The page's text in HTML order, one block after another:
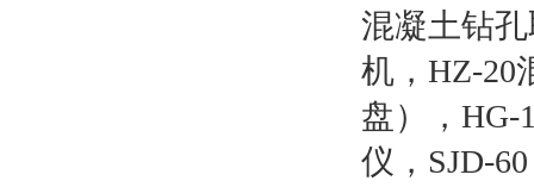
混凝土钻
机，HZ-20
盘），HG-
仪，SJD-